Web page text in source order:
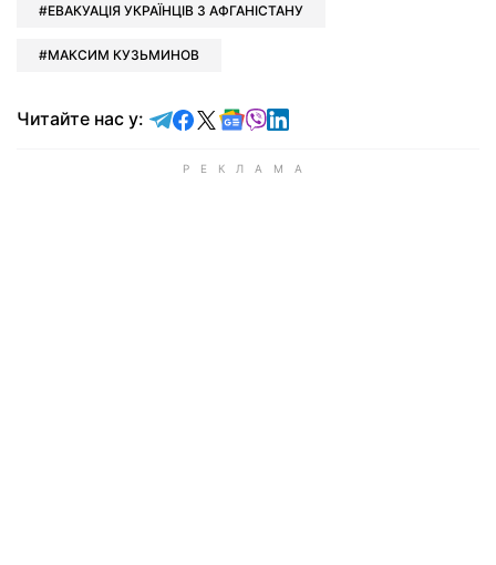
ЕВАКУАЦІЯ УКРАЇНЦІВ З АФГАНІСТАНУ
МАКСИМ КУЗЬМИНОВ
Читайте нас у: Читайте у Telegram
Читайте у Facebook
Читайте у X
Читайте у Google news
Читайте у Viber
Читайте у LinkedIn